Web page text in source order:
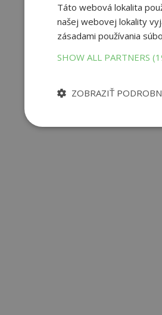
Táto webová lokalita
našej webovej lokality
zásadami používania
SHOW ALL PARTNERS
ZOBRAZIŤ